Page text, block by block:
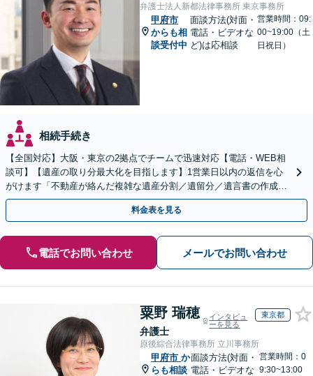
弁護士法人新都法律事務所 東京事務所
甲府市
からも相
談受付中
面談方法(対面・
電話・ビデオな
ど)は応相談
営業時間：09:
00~19:00（土
日祝日）
相続手続き
【全国対応】大阪・東京の2拠点でチームで迅速対応【電話・WEB相
談可】【遺産の取り分最大化を目指します】1営業日以内の返信を心
がけます「不動産が絡んだ複雑な遺産分割／遺留分／遺言書の作成・
執行／事業承継など、お任せください」【休日相談あり】
料金表を見る
電話でお問い合わせ メールでお問い合わせ
粟野 瑞穂
弁護士
インタビュ
ーを見る
東京都
原後綜合法律事務所 立川事務所
甲府市 か
らも相談
面談方法(対面・
電話・ビデオな
営業時間：0
9:30~13:00